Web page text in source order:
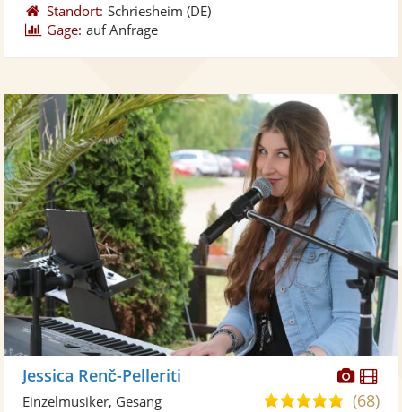
Standort: Schriesheim (DE)
Gage: auf Anfrage
Jessica Renč-Pelleriti
5,0(68)
Einzelmusiker, Gesang